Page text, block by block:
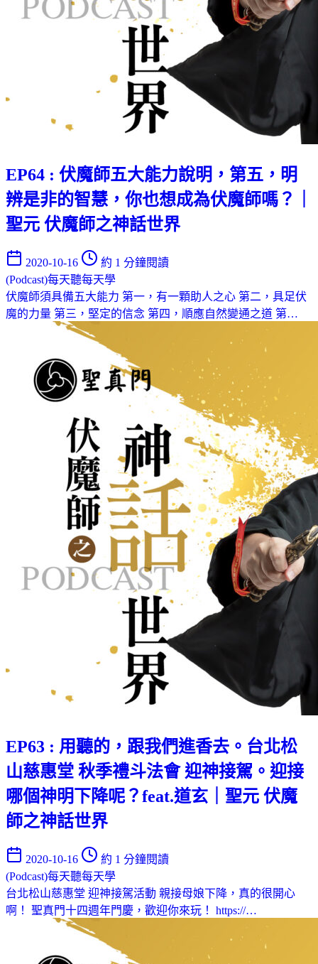
EP64 : 伏魔師五大能力說明，第五，明
辨是非的智慧，你也想成為伏魔師嗎？｜
聖元 伏魔師之神話世界
2020-10-16
約 1 分鐘閱讀
(Podcast)每天聽每天學
伏魔師須具備五大能力 第一，有一顆助人之心 第二，具足伏
魔的力量 第三，堅定的信念 第四，順應自然變通之道 第…
EP63 : 用聽的，跟我們進香去。台北松
山慈惠堂 秋季禮斗法會 迎神接駕。迎接
哪個神明下降呢？feat.道玄｜聖元 伏魔
師之神話世界
2020-10-16
約 1 分鐘閱讀
(Podcast)每天聽每天學
台北松山慈惠堂 迎神接駕活動 親接母娘下降，真的很開心
啊！ 聖真門十四週年門慶，歡迎你來玩！ https://…